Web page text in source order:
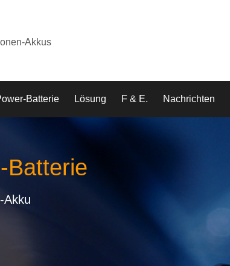
Akkus
Batterie Lösung F & E. Nachrichten
Batterie
Akku